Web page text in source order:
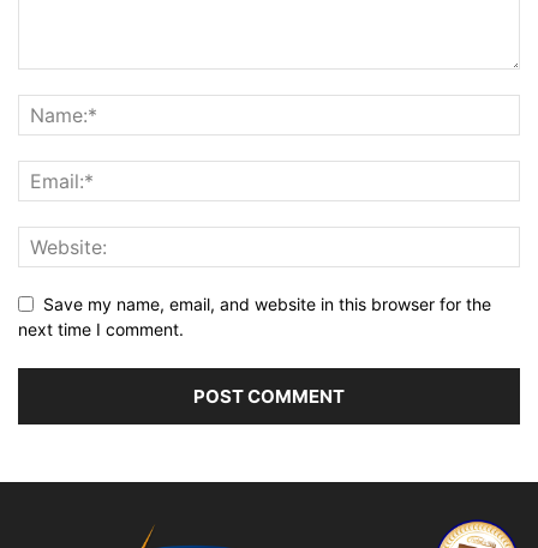
Save my name, email, and website in this browser for the
next time I comment.